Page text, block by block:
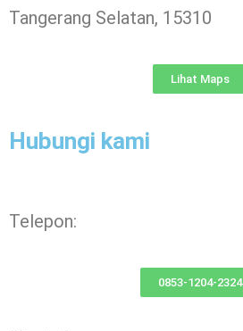
Tangerang Selatan, 15310
Lihat Maps
Hubungi kami
Telepon:
0853-1204-2324